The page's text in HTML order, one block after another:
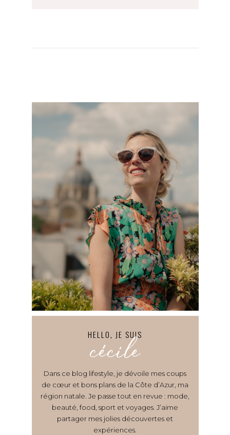
HELLO, JE SUIS
cécile
Dans ce blog lifestyle, je dévoile mes coups
de cœur et bons plans de la Côte d’Azur, ma
région natale. Je passe tout en revue : mode,
beauté, food, sport et voyages. J’aime
partager mes jolies découvertes et
expériences.